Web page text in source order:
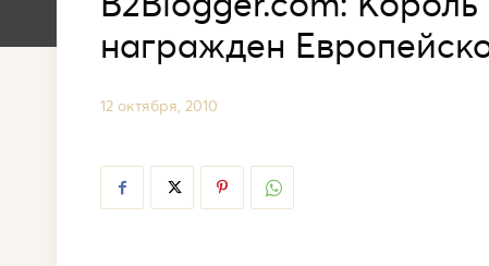
награжден
12 октября, 2010